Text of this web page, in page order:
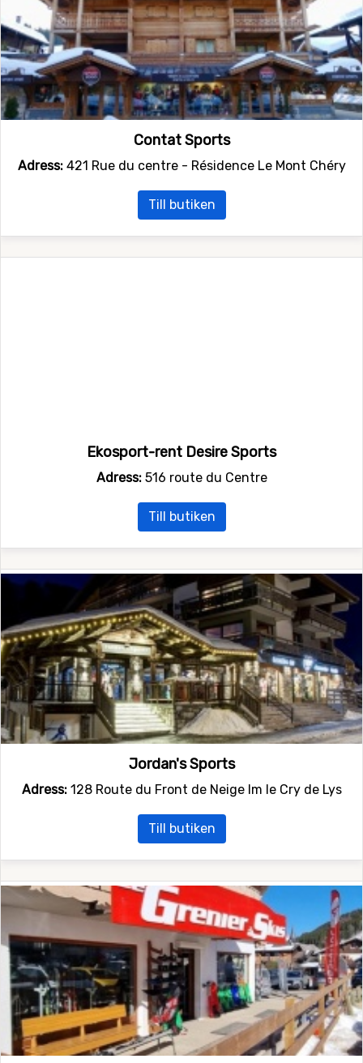
Contat Sports
Adress:421 Rue du centre - Résidence Le Mont Chéry
Till butiken
Ekosport-rent Desire Sports
Adress:516 route du Centre
Till butiken
Jordan's Sports
Adress:128 Route du Front de Neige Im le Cry de Lys
Till butiken